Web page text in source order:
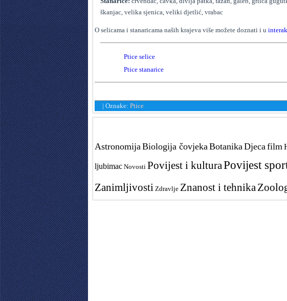
škanjac, velika sjenica, veliki djetlić, vrabac
O selicama i stanaricama naših krajeva više možete doznati i u
Ptice selice
Ptice stanarice
| Oznake: Ptice
Astronomija Biologija čovjeka Botanika Djeca film
ljubimac Novosti Povijest i kulturaPovijest
Zanimljivosti Zdravlje Znanost i tehnika